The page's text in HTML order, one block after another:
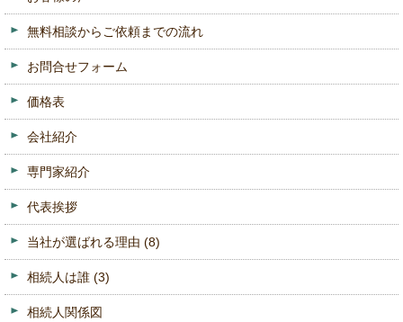
無料相談からご依頼までの流れ
お問合せフォーム
価格表
会社紹介
専門家紹介
代表挨拶
当社が選ばれる理由 (8)
相続人は誰 (3)
相続人関係図